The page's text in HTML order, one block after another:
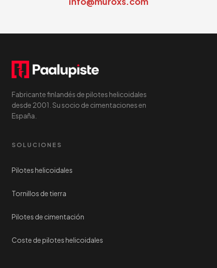
Fabricante finlandés de pilotes helicoidales
desde 2001. Su socio de cimentaciones en
España.
SOLUCIONES
Pilotes helicoidales
Tornillos de tierra
Pilotes de cimentación
Coste de pilotes helicoidales